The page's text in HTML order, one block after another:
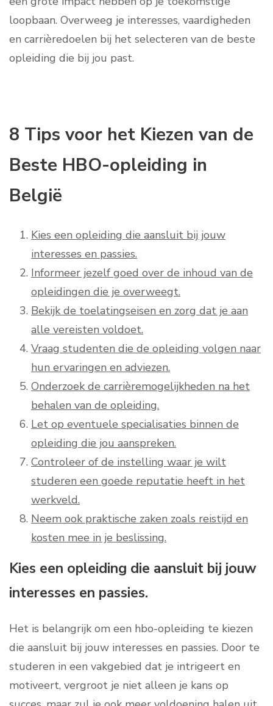
loopbaan. Overweeg je interesses, vaardigheden
en carrièredoelen bij het selecteren van de beste
opleiding die bij jou past.
8 Tips voor het Kiezen van de
Beste HBO-opleiding in
België
Kies een opleiding die aansluit bij jouw
interesses en passies.
Informeer jezelf goed over de inhoud van de
opleidingen die je overweegt.
Bekijk de toelatingseisen en zorg dat je aan
alle vereisten voldoet.
Vraag studenten die de opleiding volgen naar
hun ervaringen en adviezen.
Onderzoek de carrièremogelijkheden na het
behalen van de opleiding.
Let op eventuele specialisaties binnen de
opleiding die jou aanspreken.
Controleer of de instelling waar je wilt
studeren een goede reputatie heeft in het
werkveld.
Neem ook praktische zaken zoals reistijd en
kosten mee in je beslissing.
Kies een opleiding die aansluit bij jouw
interesses en passies.
Het is belangrijk om een hbo-opleiding te kiezen
die aansluit bij jouw interesses en passies. Door te
studeren in een vakgebied dat je intrigeert en
motiveert, vergroot je niet alleen je kans op